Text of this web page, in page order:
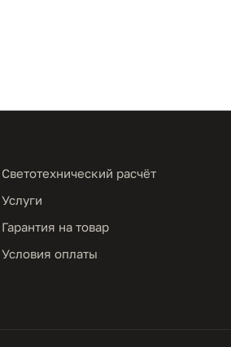
Светотехнический расчёт
Услуги
Гарантия на товар
Условия оплаты